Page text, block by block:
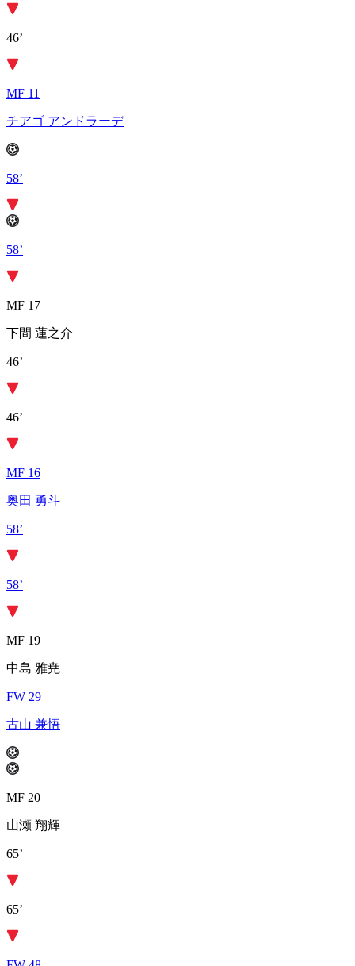
46’
MF 11
チアゴ アンドラーデ
58’
58’
MF 17
下間 蓮之介
46’
46’
MF 16
奥田 勇斗
58’
58’
MF 19
中島 雅尭
FW 29
古山 兼悟
MF 20
山瀬 翔輝
65’
65’